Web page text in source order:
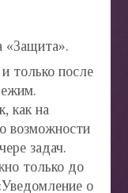
«Защита».
только после
как на
возможности
задач.
только до
о